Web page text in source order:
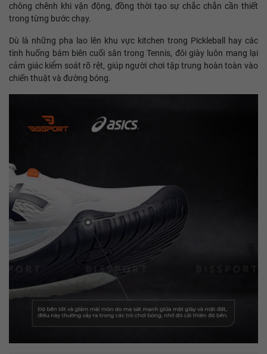
chông chênh khi vận động, đồng thời tạo sự chắc chắn cần thiết
trong từng bước chạy.
Dù là những pha lao lên khu vực kitchen trong Pickleball hay các
tình huống bám biên cuối sân trong Tennis, đôi giày luôn mang lại
cảm giác kiểm soát rõ rệt, giúp người chơi tập trung hoàn toàn vào
chiến thuật và đường bóng.